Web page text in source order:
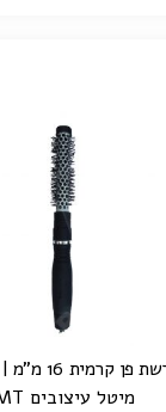
מיטל עיצובים MT